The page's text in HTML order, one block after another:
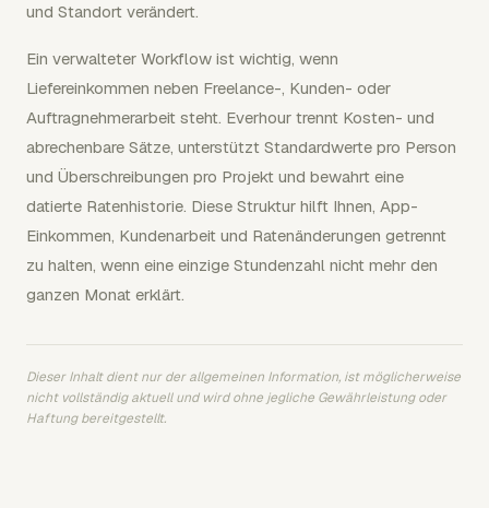
und Standort verändert.
Ein verwalteter Workflow ist wichtig, wenn
Liefereinkommen neben Freelance-, Kunden- oder
Auftragnehmerarbeit steht. Everhour trennt Kosten- und
abrechenbare Sätze, unterstützt Standardwerte pro Person
und Überschreibungen pro Projekt und bewahrt eine
datierte Ratenhistorie. Diese Struktur hilft Ihnen, App-
Einkommen, Kundenarbeit und Ratenänderungen getrennt
zu halten, wenn eine einzige Stundenzahl nicht mehr den
ganzen Monat erklärt.
Dieser Inhalt dient nur der allgemeinen Information, ist möglicherweise
nicht vollständig aktuell und wird ohne jegliche Gewährleistung oder
Haftung bereitgestellt.